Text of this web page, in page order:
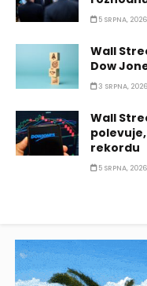
5 SRPNA, 2026
Wall
Dow
3 SRPNA, 2026
Wall
rekordu
5 SRPNA, 2026